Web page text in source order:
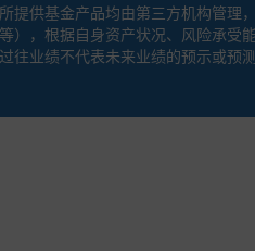
提供基金产品均由第三方机构管
），根据自身资产状况、风险承
往业绩不代表未来业绩的预示或预